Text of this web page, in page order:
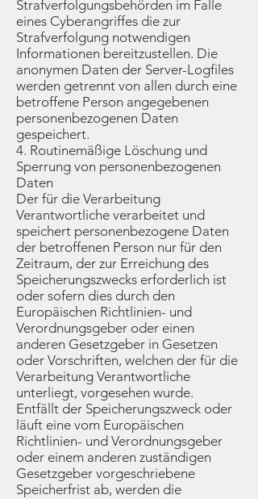
Strafverfolgungsbehörden im Falle
eines Cyberangriffes die zur
Strafverfolgung notwendigen
Informationen bereitzustellen. Die
anonymen Daten der Server-Logfiles
werden getrennt von allen durch eine
betroffene Person angegebenen
personenbezogenen Daten
gespeichert.
4. Routinemäßige Löschung und
Sperrung von personenbezogenen
Daten
Der für die Verarbeitung
Verantwortliche verarbeitet und
speichert personenbezogene Daten
der betroffenen Person nur für den
Zeitraum, der zur Erreichung des
Speicherungszwecks erforderlich ist
oder sofern dies durch den
Europäischen Richtlinien- und
Verordnungsgeber oder einen
anderen Gesetzgeber in Gesetzen
oder Vorschriften, welchen der für die
Verarbeitung Verantwortliche
unterliegt, vorgesehen wurde.
Entfällt der Speicherungszweck oder
läuft eine vom Europäischen
Richtlinien- und Verordnungsgeber
oder einem anderen zuständigen
Gesetzgeber vorgeschriebene
Speicherfrist ab, werden die